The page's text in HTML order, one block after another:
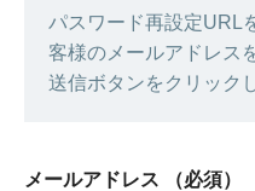
パスワード再設定URL
客様のメールアドレス
送信ボタンをクリック
メールアドレス （必須）